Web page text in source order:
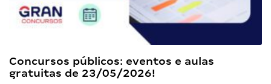
Concursos públicos: eventos e aulas
gratuitas de 23/05/2026!